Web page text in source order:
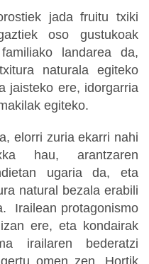
jada fruitu txiki
oso gustukoak
landarea da,
naturala egiteko
jaisteko ere, idorgarria
egiteko.
elorri zuria ekarri nahi
hau, arantzaren
ugaria da, eta
natural bezala erabili
Irailean protagonismo
ere, eta kondairak
irailaren bederatzi